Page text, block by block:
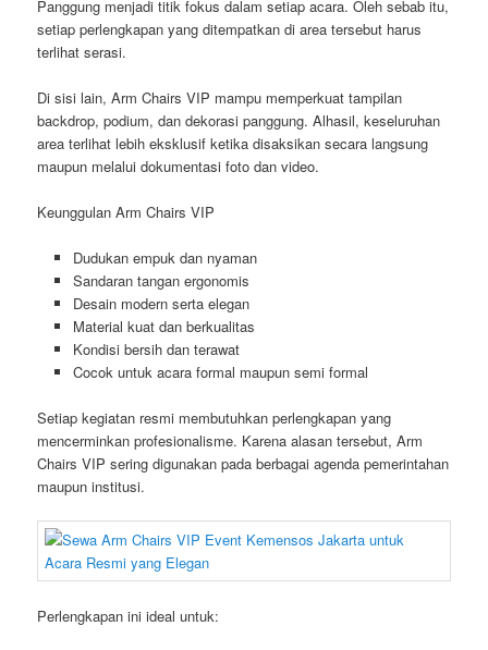
Panggung menjadi titik fokus dalam setiap acara. Oleh sebab itu,
setiap perlengkapan yang ditempatkan di area tersebut harus
terlihat serasi.
Di sisi lain, Arm Chairs VIP mampu memperkuat tampilan
backdrop, podium, dan dekorasi panggung. Alhasil, keseluruhan
area terlihat lebih eksklusif ketika disaksikan secara langsung
maupun melalui dokumentasi foto dan video.
Keunggulan Arm Chairs VIP
Dudukan empuk dan nyaman
Sandaran tangan ergonomis
Desain modern serta elegan
Material kuat dan berkualitas
Kondisi bersih dan terawat
Cocok untuk acara formal maupun semi formal
Setiap kegiatan resmi membutuhkan perlengkapan yang
mencerminkan profesionalisme. Karena alasan tersebut, Arm
Chairs VIP sering digunakan pada berbagai agenda pemerintahan
maupun institusi.
Perlengkapan ini ideal untuk: